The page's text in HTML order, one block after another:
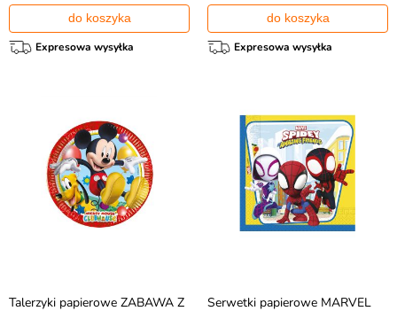
do koszyka
Expresowa wysyłka
do koszyka
Expresowa wysyłka
Talerzyki papierowe ZABAWA Z
Serwetki papierowe MARVEL